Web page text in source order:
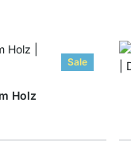
Sale
Holz